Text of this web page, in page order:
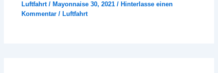
Luftfahrt/ Mayonnaise 30, 2021/ Hinterlasse einen
Kommentar / Luftfahrt